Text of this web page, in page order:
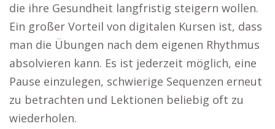
die ihre Gesundheit langfristig steigern wollen.
Ein großer Vorteil von digitalen Kursen ist, dass
man die Übungen nach dem eigenen Rhythmus
absolvieren kann. Es ist jederzeit möglich, eine
Pause einzulegen, schwierige Sequenzen erneut
zu betrachten und Lektionen beliebig oft zu
wiederholen.